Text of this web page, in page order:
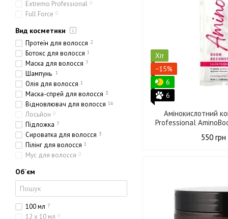
Хіт
−15%
6
6
Амінокислотний
Professional
550 грн
Extremo Professional 0
Full Force 0
Вид косметики
Протеїн для волосся 2
Ботокс для волосся 1
Маска для волосся 7
Шампунь 1
Олія для волосся 1
Маска-спрей для волосся 3
Відновлювач для волосся 16
Лосьйон 0
Підложка 7
Сироватка для волосся 3
Пілінг для волосся 1
Мус для волосся 0
Об`єм
100 мл 7
12 х 10 мл 0